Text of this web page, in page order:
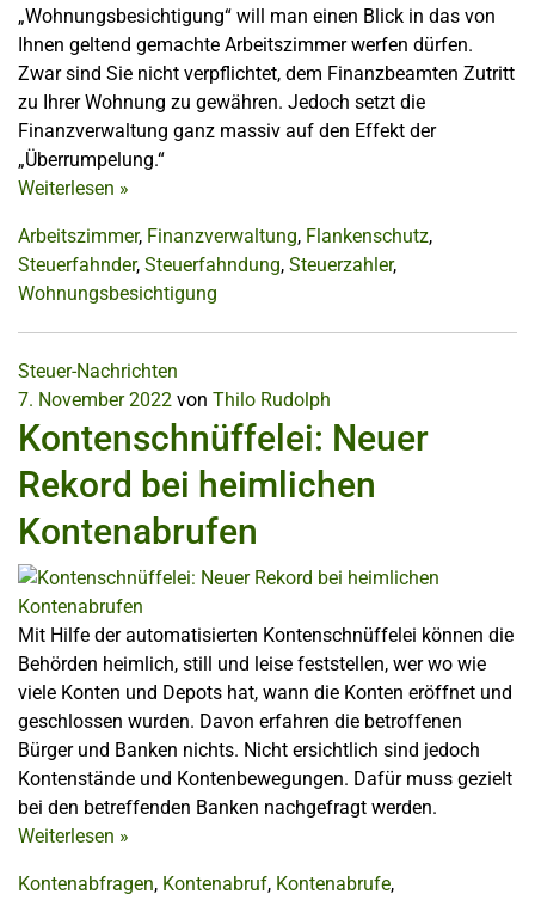
„Wohnungsbesichtigung“ will man einen Blick in das von
Ihnen geltend gemachte Arbeitszimmer werfen dürfen.
Zwar sind Sie nicht verpflichtet, dem Finanzbeamten Zutritt
zu Ihrer Wohnung zu gewähren. Jedoch setzt die
Finanzverwaltung ganz massiv auf den Effekt der
„Überrumpelung.“
Weiterlesen »
Arbeitszimmer, Finanzverwaltung, Flankenschutz,
Steuerfahnder, Steuerfahndung, Steuerzahler,
Wohnungsbesichtigung
Steuer-Nachrichten
7. November 2022 von Thilo Rudolph
Kontenschnüffelei: Neuer
Rekord bei heimlichen
Kontenabrufen
Mit Hilfe der automatisierten Kontenschnüffelei können die
Behörden heimlich, still und leise feststellen, wer wo wie
viele Konten und Depots hat, wann die Konten eröffnet und
geschlossen wurden. Davon erfahren die betroffenen
Bürger und Banken nichts. Nicht ersichtlich sind jedoch
Kontenstände und Kontenbewegungen. Dafür muss gezielt
bei den betreffenden Banken nachgefragt werden.
Weiterlesen »
Kontenabfragen, Kontenabruf, Kontenabrufe,